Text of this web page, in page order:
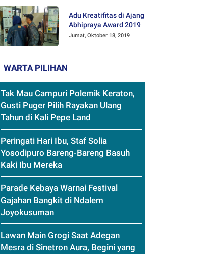
Adu Kreatifitas di Ajang
Abhipraya Award 2019
Jumat, Oktober 18, 2019
WARTA PILIHAN
Tak Mau Campuri Polemik Keraton,
Gusti Puger Pilih Rayakan Ulang
Tahun di Kali Pepe Land
Peringati Hari Ibu, Staf Solia
Yosodipuro Bareng-Bareng Basuh
Kaki Ibu Mereka
Parade Kebaya Warnai Festival
Gajahan Bangkit di Ndalem
Joyokusuman
Lawan Main Grogi Saat Adegan
Mesra di Sinetron Aura, Begini yang